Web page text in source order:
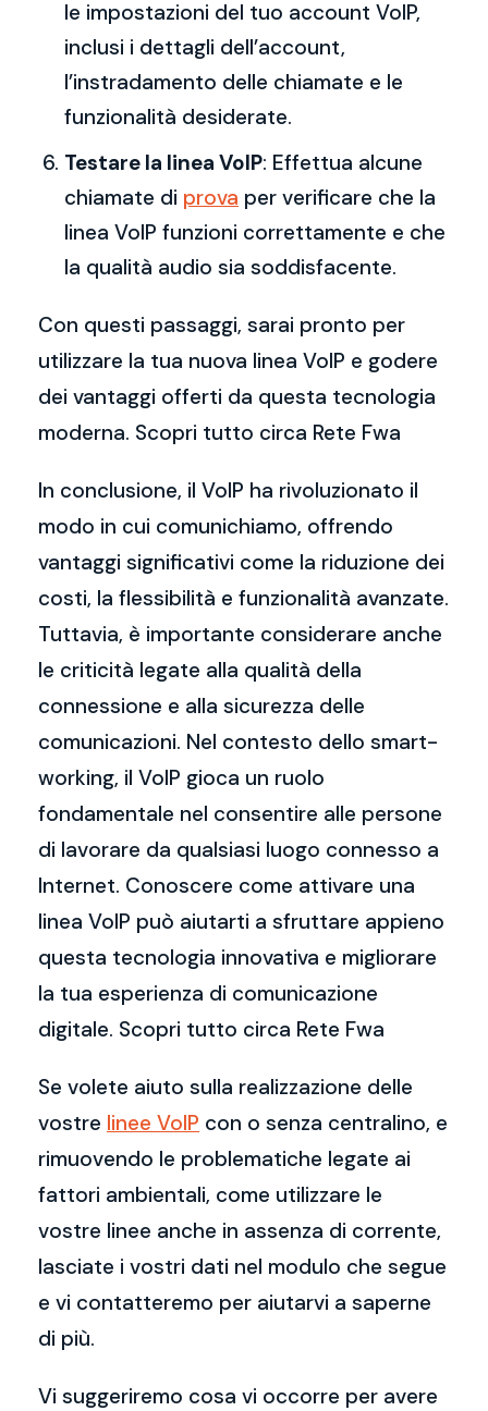
le impostazioni del tuo account VoIP,
inclusi i dettagli dell’account,
l’instradamento delle chiamate e le
funzionalità desiderate.
Testare la linea VoIP: Effettua alcune
chiamate di prova per verificare che la
linea VoIP funzioni correttamente e che
la qualità audio sia soddisfacente.
Con questi passaggi, sarai pronto per
utilizzare la tua nuova linea VoIP e godere
dei vantaggi offerti da questa tecnologia
moderna. Scopri tutto circa Rete Fwa
In conclusione, il VoIP ha rivoluzionato il
modo in cui comunichiamo, offrendo
vantaggi significativi come la riduzione dei
costi, la flessibilità e funzionalità avanzate.
Tuttavia, è importante considerare anche
le criticità legate alla qualità della
connessione e alla sicurezza delle
comunicazioni. Nel contesto dello smart-
working, il VoIP gioca un ruolo
fondamentale nel consentire alle persone
di lavorare da qualsiasi luogo connesso a
Internet. Conoscere come attivare una
linea VoIP può aiutarti a sfruttare appieno
questa tecnologia innovativa e migliorare
la tua esperienza di comunicazione
digitale. Scopri tutto circa Rete Fwa
Se volete aiuto sulla realizzazione delle
vostre linee VoIP con o senza centralino, e
rimuovendo le problematiche legate ai
fattori ambientali, come utilizzare le
vostre linee anche in assenza di corrente,
lasciate i vostri dati nel modulo che segue
e vi contatteremo per aiutarvi a saperne
di più.
Vi suggeriremo cosa vi occorre per avere